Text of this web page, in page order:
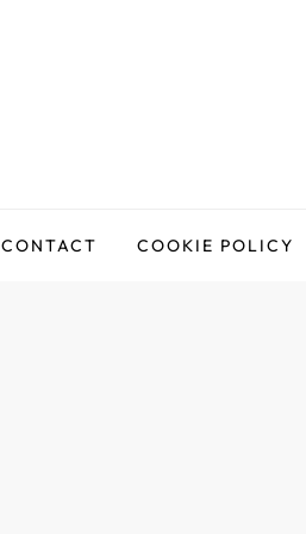
CONTACT COOKIE POLICY